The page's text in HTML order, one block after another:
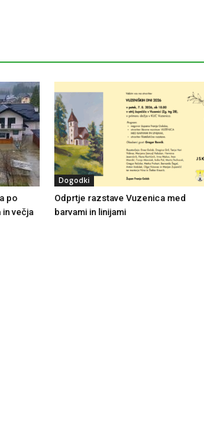
po
in večja
Dogodki
Odprtje razstave Vuzenica med
barvami in linijami